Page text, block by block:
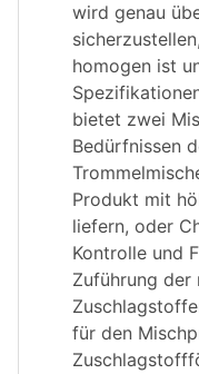
wird genau
homogen ist
bietet zwei
Bedürfnissen
Produkt mit
liefern, oder
Kontrolle und
Zuführung der
für den